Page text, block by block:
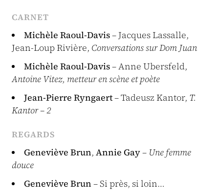
CARNET
Michèle Raoul-Davis– Jacques Lassalle,
Jean-Loup Rivière, Conversations sur Dom Juan
Michèle Raoul-Davis– Anne Ubersfeld,
Antoine Vitez, metteur en scène et poète
Jean-Pierre Ryngaert– Tadeusz Kantor, T.
Kantor – 2
REGARDS
Geneviève Brun, Annie Gay– Une femme
douce
Geneviève Brun – Si près, si loin…